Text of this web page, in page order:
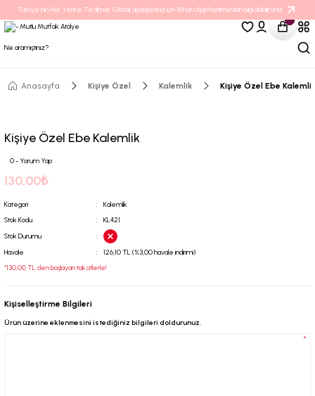
Türkiye’nin Her Yerine Teslimat. Global siparişleriniz için WhatsApp hattımızdan bilgi alabilirsiniz.
Anasayfa Kişiye Özel Kalemlik Kişiye Özel Ebe Kalemlik
Kişiye Özel Ebe Kalemlik
0 - Yorum Yap
130,00₺
Kategori
Kalemlik
Stok Kodu
KL421
Stok Durumu
Havale
126,10 TL (%3,00 havale indirimi)
*130,00 TL den başlayan taksitlerle!
Kişiselleştirme Bilgileri
Ürün üzerine eklenmesini istediğiniz bilgileri doldurunuz.
*